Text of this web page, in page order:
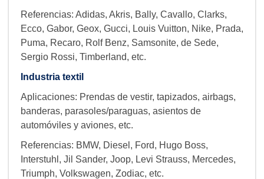
Referencias: Adidas, Akris, Bally, Cavallo, Clarks,
Ecco, Gabor, Geox, Gucci, Louis Vuitton, Nike, Prada,
Puma, Recaro, Rolf Benz, Samsonite, de Sede,
Sergio Rossi, Timberland, etc.
Industria textil
Aplicaciones: Prendas de vestir, tapizados, airbags,
banderas, parasoles/paraguas, asientos de
automóviles y aviones, etc.
Referencias: BMW, Diesel, Ford, Hugo Boss,
Interstuhl, Jil Sander, Joop, Levi Strauss, Mercedes,
Triumph, Volkswagen, Zodiac, etc.